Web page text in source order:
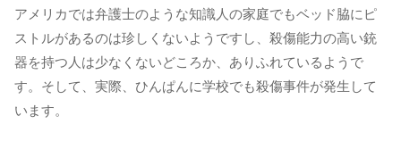
アメリカでは弁護士のような知識人の家庭でもベッド脇にピ
ストルがあるのは珍しくないようですし、殺傷能力の高い銃
器を持つ人は少なくないどころか、ありふれているようで
す。そして、実際、ひんぱんに学校でも殺傷事件が発生して
います。